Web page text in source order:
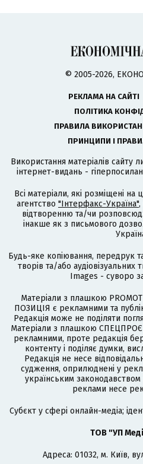
© 2005-2026,
РЕКЛАМА НА САЙТІ
ПОЛІТИКА
ПРАВИЛА
ПРИНЦИПИ І
Використання матеріалів сайту
інтернет-видань -
Всі матеріали, які розміщені на
агентство "Інтерфакс-Україна",
відтворенню та/чи
інакше як з письмового
Будь-яке копіювання, передрук
творів та/або
Images - суворо
Матеріали з плашкою
ПОЗИЦІЯ є рекламними та
Редакція може не поділяти
Матеріали з плашкою
рекламними, проте редакція
контенту і поділяє думки,
Редакція не несе
судження, оприлюднені у
українським законодавством
реклами несе
Cубєкт у сфері онлайн-медіа;
ТОВ "УП
Адреса: 01032, м. Київ,